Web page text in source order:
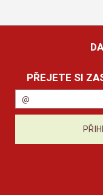
PŘEJETE SI